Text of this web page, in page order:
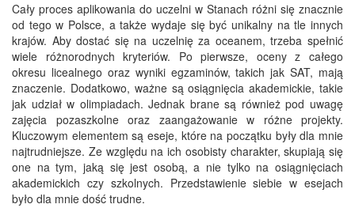
Cały proces aplikowania do uczelni w Stanach różni się znacznie
od tego w Polsce, a także wydaje się być unikalny na tle innych
krajów. Aby dostać się na uczelnię za oceanem, trzeba spełnić
wiele różnorodnych kryteriów. Po pierwsze, oceny z całego
okresu licealnego oraz wyniki egzaminów, takich jak SAT, mają
znaczenie. Dodatkowo, ważne są osiągnięcia akademickie, takie
jak udział w olimpiadach. Jednak brane są również pod uwagę
zajęcia pozaszkolne oraz zaangażowanie w różne projekty.
Kluczowym elementem są eseje, które na początku były dla mnie
najtrudniejsze. Ze względu na ich osobisty charakter, skupiają się
one na tym, jaką się jest osobą, a nie tylko na osiągnięciach
akademickich czy szkolnych. Przedstawienie siebie w esejach
było dla mnie dość trudne.